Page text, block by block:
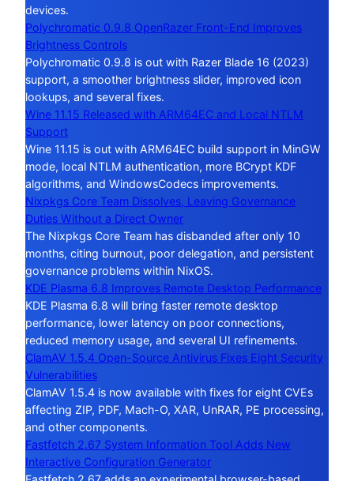
devices.
Polychromatic 0.9.8 OpenRazer Front-End Improves
Brightness Controls
Polychromatic 0.9.8 is out with Razer Blade 16 (2023)
support, a smoother brightness slider, improved icon
lookups, and several fixes.
Wine 11.15 Released with ARM64EC and Local NTLM
Support
Wine 11.15 is out with ARM64EC build support in MinGW
mode, local NTLM authentication, more BCrypt KDF
algorithms, and WindowsCodecs improvements.
Nixpkgs Core Team Dissolves, Leaving Governance
Duties Without a Direct Owner
The Nixpkgs Core Team has disbanded after only 10
months, citing burnout, poor delegation, and persistent
governance problems within NixOS.
KDE Plasma 6.8 Improves Remote Desktop Performance
KDE Plasma 6.8 will bring faster remote desktop
performance, lower latency on poor connections,
reduced memory usage, and several UI refinements.
ClamAV 1.5.4 Open-Source Antivirus Fixes Eight Security
Vulnerabilities
ClamAV 1.5.4 is now available with fixes for eight CVEs
affecting ZIP, PDF, Mach-O, XAR, UnRAR, PE processing,
and other components.
Fastfetch 2.67 System Information Tool Adds New
Interactive Configuration Generator